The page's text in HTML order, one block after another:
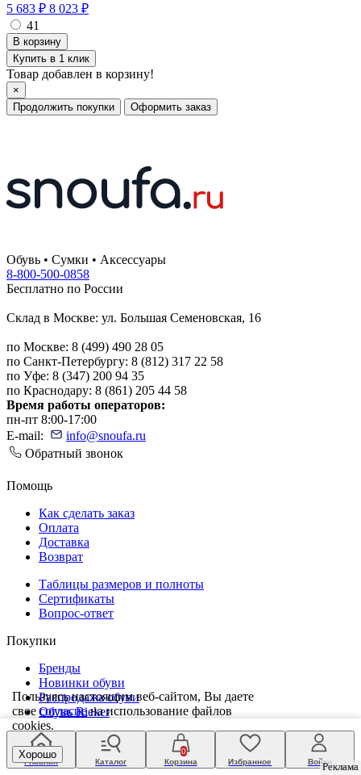
Реклама
Реклама
5 683 ₽ 8 023 ₽
41
Купить в 1 клик
Товар добавлен в корзину!
×
Продолжить покупки
Оформить заказ
Обувь • Сумки • Аксессуары
8-800-500-0858
Бесплатно по России
Склад в Москве: ул. Большая Семеновская, 16
по Москве: 8 (499) 490 28 05
по Санкт-Петербургу: 8 (812) 317 22 58
по Уфе: 8 (347) 200 94 35
по Краснодару: 8 (861) 205 44 58
Время работы операторов:
пн-пт 8:00-17:00
E-mail:
info@snoufa.ru
Обратный звонок
Помощь
Как сделать заказ
Оплата
Доставка
Возврат
Таблицы размеров и полноты
Сертификаты
Вопрос-ответ
Покупки
Бренды
Новинки обуви
Распродажа обуви
Обувь Rieker
Tamaris обувь
Обувь Caprice
Недавно вы смотрели
Видеообзоры товаров
Главная Каталог
0
Корзина
Избранное Войти
Пользуясь настоящим веб-сайтом, Вы даете
своесогласиена использование файлов
cookies.
Хорошо